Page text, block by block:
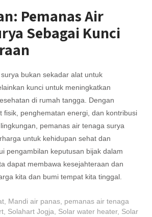
Pemanas Air
Sebagai Kunci
bukan sekadar alat untuk
kunci untuk meningkatkan
di rumah tangga. Dengan
fisik, penghematan energi, dan kontribusi
pemanas air tenaga surya
untuk kehidupan sehat dan
pengambilan keputusan bijak dalam
dapat membawa kesejahteraan dan
kita dan bumi tempat kita tinggal.
Mandi air panas pemanas air tenaga
Solahart Jogja Solar water heater, Solar